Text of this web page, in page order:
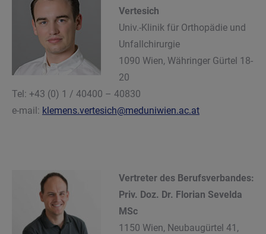
Vertesich
Univ.-Klinik für Orthopädie und
Unfallchirurgie
1090 Wien, Währinger Gürtel 18-
20
Tel: +43 (0) 1 / 40400 – 40830
e-mail: klemens.vertesich@meduniwien.ac.at
Vertreter des Berufsverbandes:
Priv. Doz. Dr. Florian Sevelda
MSc
1150 Wien, Neubaugürtel 41,